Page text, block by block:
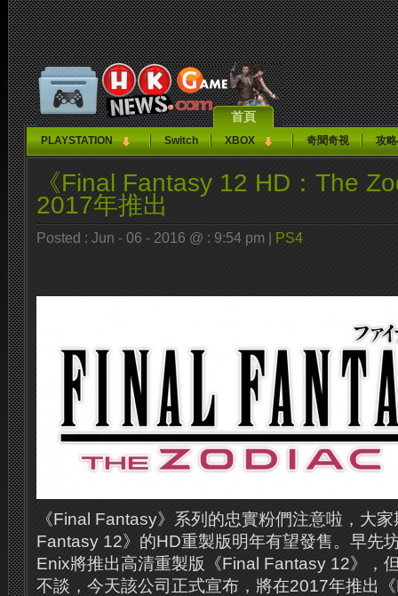
首頁
PLAYSTATION Switch XBOX 奇聞奇視 攻
《Final Fantasy 12 HD：The
2017年推出
Posted : Jun - 06 - 2016 @ : 9:54 pm | PS4
《Final Fantasy》系列的忠實粉們注意啦，大
Fantasy 12》的HD重製版明年有望發售。早先
Enix將推出高清重製版《Final Fantasy 12》，
不談，今天該公司正式宣布，將在2017年推出